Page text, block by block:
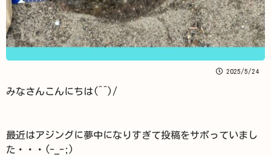
2025/5/24
みなさんこんにちは(^^)/
最近はアジングに夢中になりすぎて投稿をサボっていまし
た・・・(-_-;)